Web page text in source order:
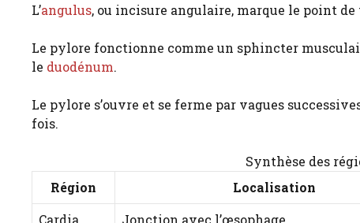
L’angulus, ou incisure angulaire, marque le point
Le pylore fonctionne comme un sphincter
le duodénum.
Le pylore s’ouvre et se ferme par vagues
fois.
Synthèse des
Région
Localisation
Cardia
Jonction avec l’œsophage